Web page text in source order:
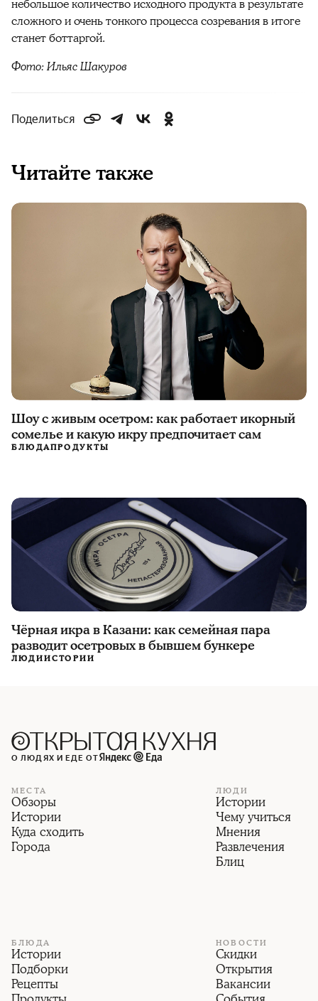
небольшое количество исходного продукта в результате
сложного и очень тонкого процесса созревания в итоге
станет боттаргой.
Фото: Ильяс Шакуров
Поделиться
Читайте также
Шоу с живым осетром: как работает икорный
сомелье и какую икру предпочитает сам
БЛЮДАПРОДУКТЫ
Чёрная икра в Казани: как семейная пара
разводит осетровых в бывшем бункере
ЛЮДИИСТОРИИ
О ЛЮДЯХ И ЕДЕ ОТ
МЕСТА
Обзоры
Истории
Куда сходить
Города
ЛЮДИ
Истории
Чему учиться
Мнения
Развлечения
Блиц
БЛЮДА
Истории
Подборки
Рецепты
НОВОСТИ
Скидки
Открытия
Вакансии